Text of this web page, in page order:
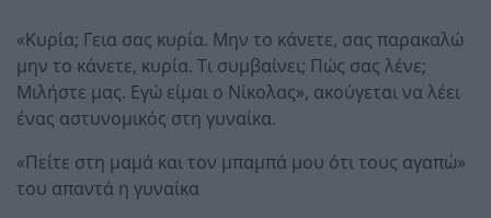
«Κυρία; Γεια σας κυρία. Μην το κάνετε, σας παρακαλώ
μην το κάνετε, κυρία. Τι συμβαίνει; Πώς σας λένε;
Μιλήστε μας. Εγώ είμαι ο Νίκολας», ακούγεται να λέει
ένας αστυνομικός στη γυναίκα.
«Πείτε στη μαμά και τον μπαμπά μου ότι τους αγαπώ»
του απαντά η γυναίκα